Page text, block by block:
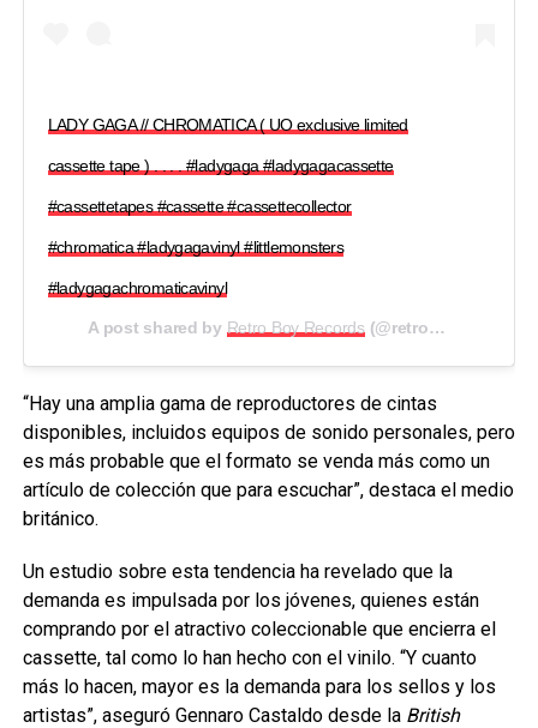
LADY GAGA // CHROMATICA ( UO exclusive limited
cassette tape ) . . . . #ladygaga #ladygagacassette
#cassettetapes #cassette #cassettecollector
#chromatica #ladygagavinyl #littlemonsters
#ladygagachromaticavinyl
A post shared by Retro Boy Records (@retro_boy_records) on
“Hay una amplia gama de reproductores de cintas
disponibles, incluidos equipos de sonido personales, pero
es más probable que el formato se venda más como un
artículo de colección que para escuchar”, destaca el medio
británico.
Un estudio sobre esta tendencia ha revelado que la
demanda es impulsada por los jóvenes, quienes están
comprando por el atractivo coleccionable que encierra el
cassette, tal como lo han hecho con el vinilo. “Y cuanto
más lo hacen, mayor es la demanda para los sellos y los
artistas”, aseguró Gennaro Castaldo desde la British